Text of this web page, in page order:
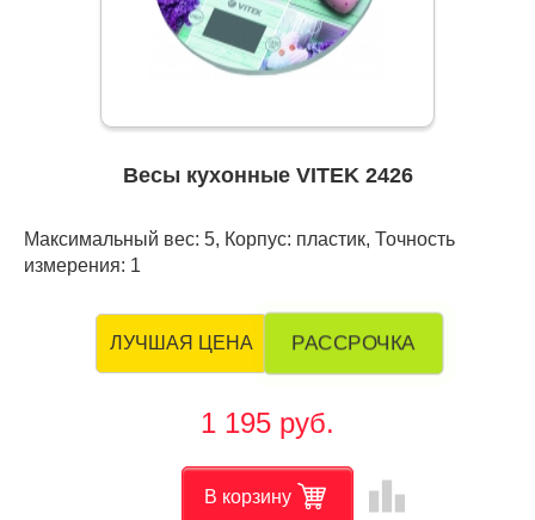
Весы кухонные VITEK 2426
Максимальный вес: 5, Корпус: пластик, Точность
измерения: 1
ЛУЧШАЯ ЦЕНА РАССРОЧКА
1 195 руб.
В корзину leaderboard